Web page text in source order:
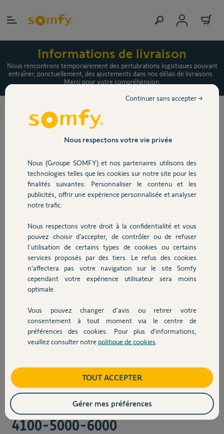
Informations de livraison
Nous rencontrons temporairement des pertubrations logistiques pouvant
entraîner, ponctuellement, des ajustements dans nos délais de livraisons.
Merci pour votre compréhension.
Boitiers et cartes électroniques
Ref.
Mise à jour SGA 2000-
4100-5000-6000
Personnaliser Mise à jour SGA
2000-4100-5000-6000
Cellules photoélectriques
Cellules photoélectriques pour
98,90 €
Boitier électronique bus
SGA
Boitier électronique BUS SGA
Essential-4100-4300-5000-6000
GO AR4
239,00 €
Final product
337,90 €
Quantité
Ajouter au panier
Nous respectons votre vie privée
Nous (Groupe SOMFY) et nos partenaires utilisons des
technologies telles que les cookies sur notre site pour les
finalités suivantes: Personnaliser le contenu et les
publicités, offrir une expérience personnalisée et analyser
notre trafic.
Nous respectons votre droit à la confidentialité et vous
pouvez choisir d’accepter, de contrôler ou de refuser
l'utilisation de certains types de cookies ou certains
services proposés par des tiers. Le refus des cookies
n’affectera pas votre navigation sur le site Somfy
cependant votre expérience utilisateur sera moins
optimale.
Vous pouvez changer d'avis ou retirer votre
consentement à tout moment via le centre de
préférences des cookies. Pour plus d’informations,
veuillez consulter notre politique de cookies
Continuer sans accepter →
TOUT ACCEPTER
Gérer mes préférences